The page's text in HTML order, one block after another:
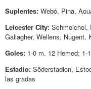
Suplentes: Webó, Pina,
Leicester City: Schmeichel,
Gallagher, Wellens, Nugent,
Goles: 1-0 m. 12 Hemed; 1-
Estadio: Söderstadion,
las gradas